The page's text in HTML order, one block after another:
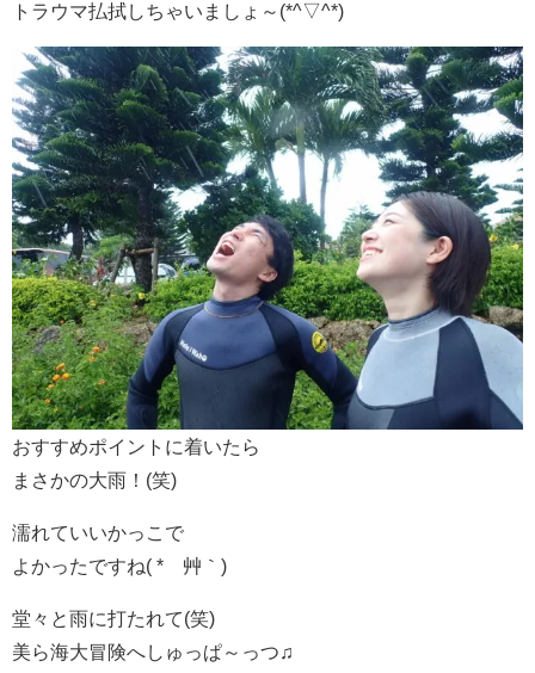
トラウマ払拭しちゃいましょ～(*^▽^*)
おすすめポイントに着いたら
まさかの大雨！(笑)
濡れていいかっこで
よかったですね( *´艸｀)
堂々と雨に打たれて(笑)
美ら海大冒険へしゅっぱ～っつ♫